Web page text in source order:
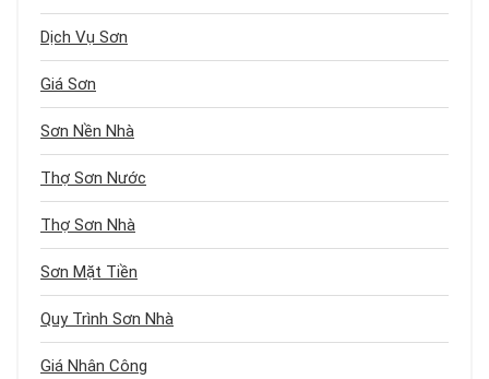
Dịch Vụ Sơn
Giá Sơn
Sơn Nền Nhà
Thợ Sơn Nước
Thợ Sơn Nhà
Sơn Mặt Tiền
Quy Trình Sơn Nhà
Giá Nhân Công